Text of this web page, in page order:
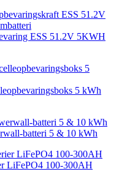
ESS 51.2V 5KWH
5 kWh
batteri 5 & 10 kWh
LiFePO4 100-300AH